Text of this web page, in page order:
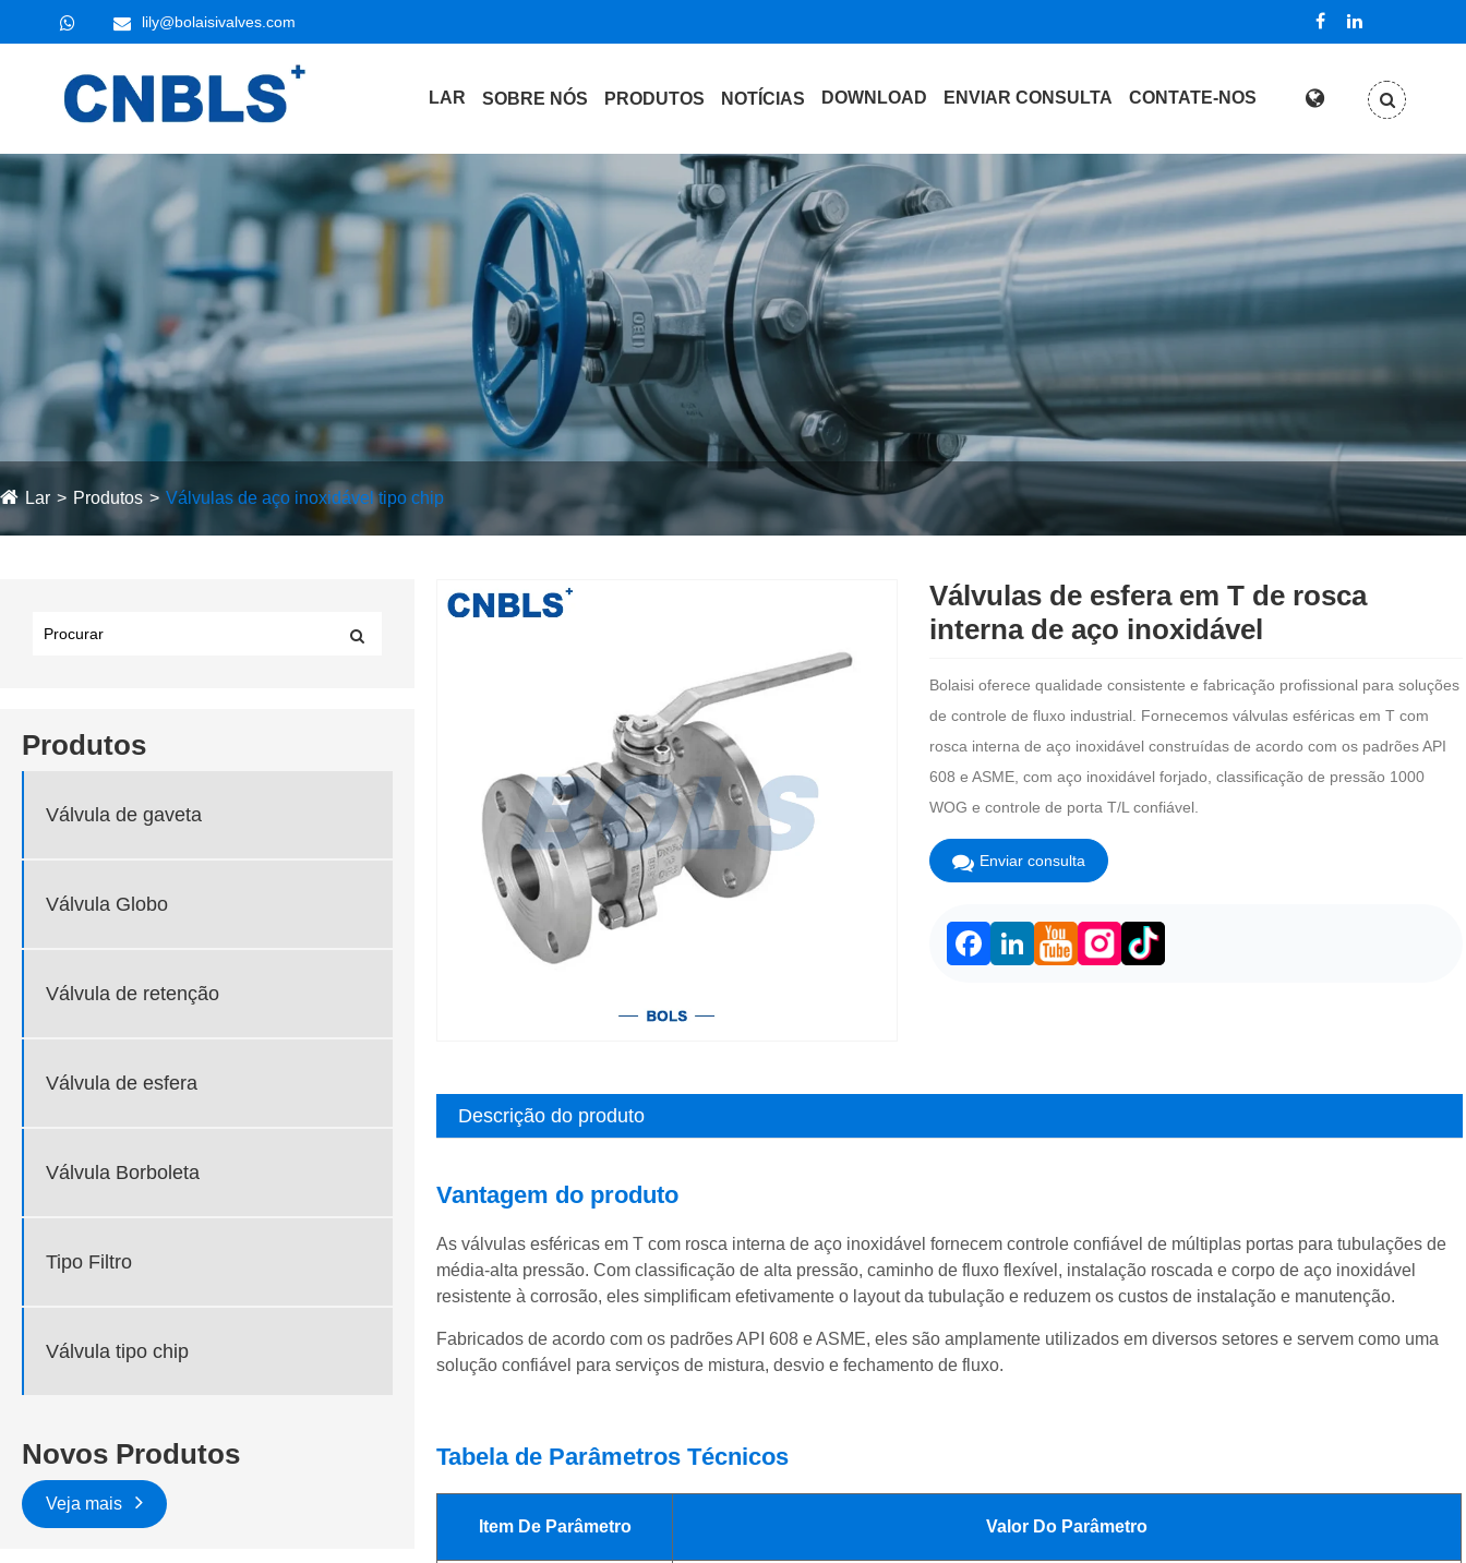
lily@bolaisivalves.com
LAR SOBRE NÓS PRODUTOS NOTÍCIAS DOWNLOAD ENVIAR CONSULTA CONTATE-NOS
Lar Produtos Válvulas de aço inoxidável tipo chip
Produtos
Válvula de gaveta
Válvula Globo
Válvula de retenção
Válvula de esfera
Válvula Borboleta
Tipo Filtro
Válvula tipo chip
Novos Produtos
Veja mais
Válvulas de esfera em T de rosca
interna de aço inoxidável
Bolaisi oferece qualidade consistente e fabricação profissional para soluções
de controle de fluxo industrial. Fornecemos válvulas esféricas em T com
rosca interna de aço inoxidável construídas de acordo com os padrões API
608 e ASME, com aço inoxidável forjado, classificação de pressão 1000
WOG e controle de porta T/L confiável.
Enviar consulta
FacebookLinkedIn
Descrição do produto
Vantagem do produto
As válvulas esféricas em T com rosca interna de aço inoxidável fornecem controle confiável de múltiplas portas para tubulações de
média-alta pressão. Com classificação de alta pressão, caminho de fluxo flexível, instalação roscada e corpo de aço inoxidável
resistente à corrosão, eles simplificam efetivamente o layout da tubulação e reduzem os custos de instalação e manutenção.
Fabricados de acordo com os padrões API 608 e ASME, eles são amplamente utilizados em diversos setores e servem como uma
solução confiável para serviços de mistura, desvio e fechamento de fluxo.
Tabela de Parâmetros Técnicos
Item De Parâmetro Valor Do Parâmetro